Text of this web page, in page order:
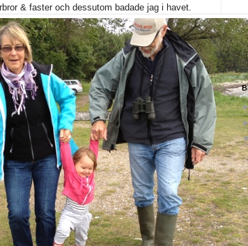
& faster och dessutom badade jag i havet.